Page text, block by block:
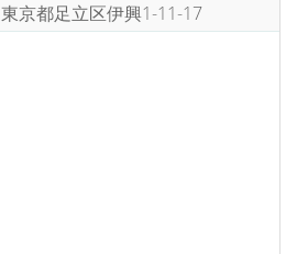
東京都足立区伊興1-11-17